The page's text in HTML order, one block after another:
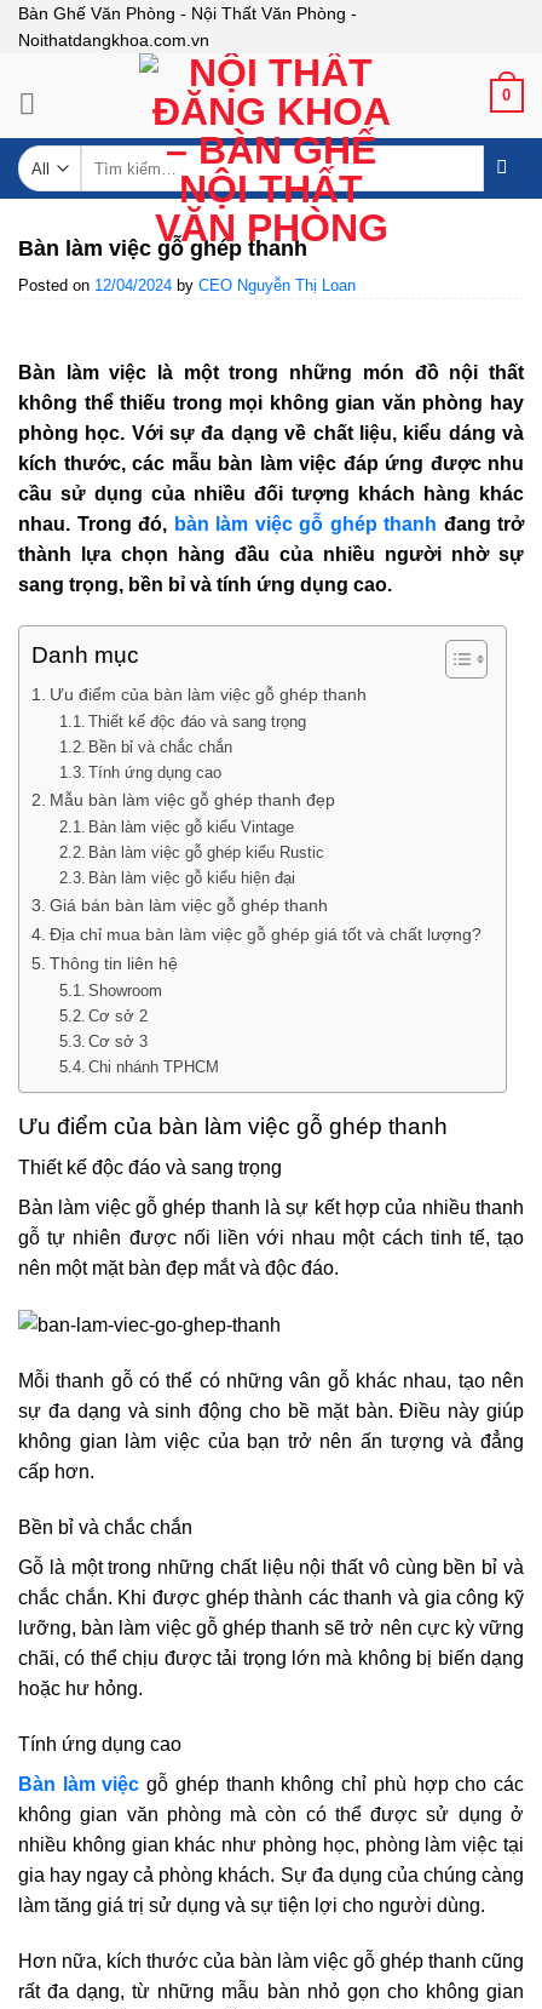
SkipBàn Ghế Văn Phòng - Nội Thất Văn Phòng -
Noithatdangkhoa.com.vn
0
kiếm:
Bàn làm việc gỗ ghép thanh
Posted on 12/04/2024 by CEO Nguyễn Thị Loan
Bàn làm việc là một trong những món đồ nội thất
không thể thiếu trong mọi không gian văn phòng hay
phòng học. Với sự đa dạng về chất liệu, kiểu dáng và
kích thước, các mẫu bàn làm việc đáp ứng được nhu
cầu sử dụng của nhiều đối tượng khách hàng khác
nhau. Trong đó, bàn làm việc gỗ ghép thanh đang trở
thành lựa chọn hàng đầu của nhiều người nhờ sự
sang trọng, bền bỉ và tính ứng dụng cao.
Danh mục
Ưu điểm của bàn làm việc gỗ ghép thanh
Thiết kế độc đáo và sang trọng
Bền bỉ và chắc chắn
Tính ứng dụng cao
Mẫu bàn làm việc gỗ ghép thanh đẹp
Bàn làm việc gỗ kiểu Vintage
Bàn làm việc gỗ ghép kiểu Rustic
Bàn làm việc gỗ kiểu hiện đại
Giá bán bàn làm việc gỗ ghép thanh
Địa chỉ mua bàn làm việc gỗ ghép giá tốt và chất lượng?
Thông tin liên hệ
Showroom
Cơ sở 2
Cơ sở 3
Chi nhánh TPHCM
Ưu điểm của bàn làm việc gỗ ghép thanh
Thiết kế độc đáo và sang trọng
Bàn làm việc gỗ ghép thanh là sự kết hợp của nhiều thanh
gỗ tự nhiên được nối liền với nhau một cách tinh tế, tạo
nên một mặt bàn đẹp mắt và độc đáo.
Mỗi thanh gỗ có thể có những vân gỗ khác nhau, tạo nên
sự đa dạng và sinh động cho bề mặt bàn.Điều này giúp
không gian làm việc của bạn trở nên ấn tượng và đẳng
cấp hơn.
Bền bỉ và chắc chắn
Gỗ là một trong những chất liệu nội thất vô cùng bền bỉ và
chắc chắn. Khi được ghép thành các thanh và gia công kỹ
lưỡng, bàn làm việc gỗ ghép thanh sẽ trở nên cực kỳ vững
chãi, có thể chịu được tải trọng lớn mà không bị biến dạng
hoặc hư hỏng.
Tính ứng dụng cao
Bàn làm việc gỗ ghép thanh không chỉ phù hợp cho các
không gian văn phòng mà còn có thể được sử dụng ở
nhiều không gian khác như phòng học, phòng làm việc tại
gia hay ngay cả phòng khách. Sự đa dụng của chúng càng
làm tăng giá trị sử dụng và sự tiện lợi cho người dùng.
Hơn nữa, kích thước của bàn làm việc gỗ ghép thanh cũng
rất đa dạng, từ những mẫu bàn nhỏ gọn cho không gian